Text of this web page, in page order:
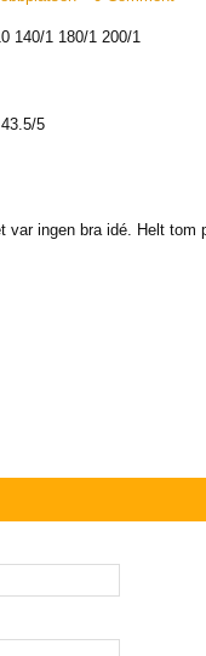
140/1 180/1 200/1
5
ingen bra idé. Helt tom